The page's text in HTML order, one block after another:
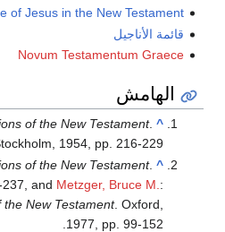
of Jesus in the New Testament
قائمة الأناجيل
Novum Testamentum Graece
الهامش
^
of the New Testament.
1954, pp. 216-229.
^
of the New Testament.
and Metzger, Bruce M. :
the New Testament. Oxford,
1977, pp. 99-152.